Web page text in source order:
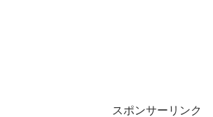
スポンサーリンク